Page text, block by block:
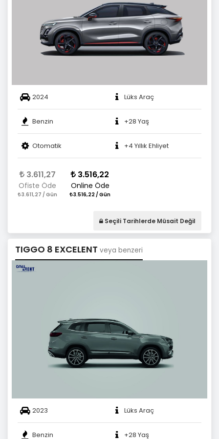
2024 Lüks Araç
Benzin +28 Yaş
Otomatik +4 Yıllık Ehliyet
3.611,27
Ofiste Öde
3.611,27 / Gün
3.516,22
Online Öde
3.516,22 / Gün
Seçili Tarihlerde Müsait Değil
TIGGO 8 EXCELENT veya benzeri
2023 Lüks Araç
Benzin +28 Yaş